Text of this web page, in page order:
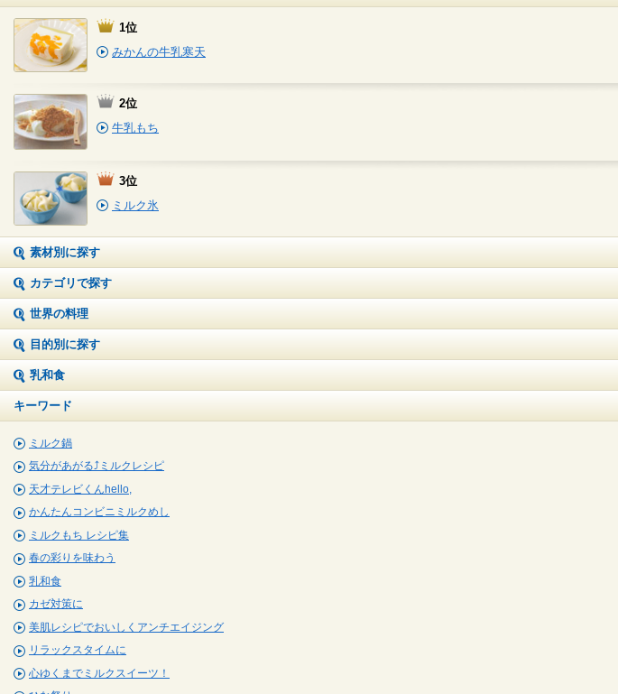
1位
みかんの牛乳寒天
2位
牛乳もち
3位
ミルク氷
素材別に探す
カテゴリで探す
世界の料理
目的別に探す
乳和食
キーワード
ミルク鍋
気分があがる⤴ミルクレシピ
天才テレビくんhello,
かんたんコンビニミルクめし
ミルクもち レシピ集
春の彩りを味わう
乳和食
カゼ対策に
美肌レシピでおいしくアンチエイジング
リラックスタイムに
心ゆくまでミルクスイーツ！